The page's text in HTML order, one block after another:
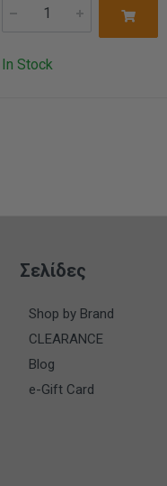
In Stock
Σελίδες
Shop by Brand
CLEARANCE
Blog
e-Gift Card